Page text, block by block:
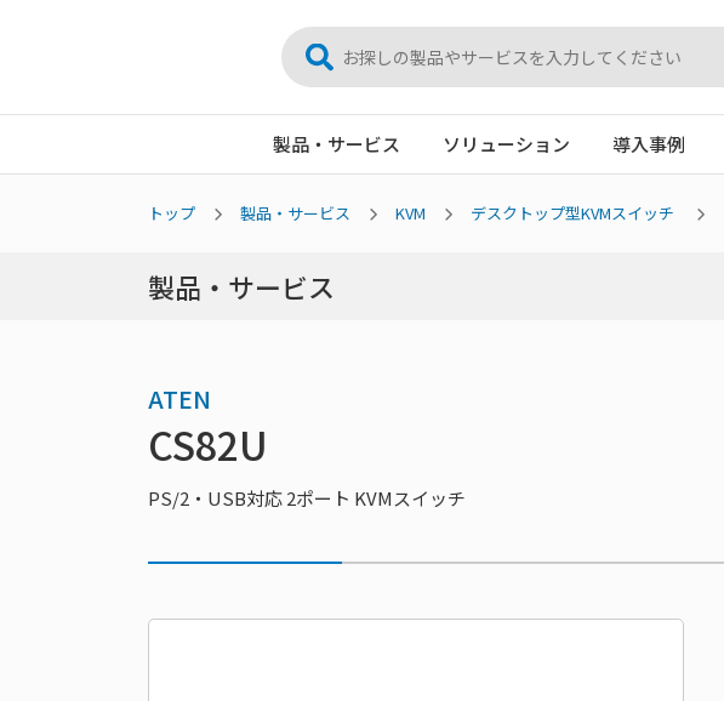
製品・サービス ソリューション 導入事例
トップ 製品・サービス KVM デスクトップ型KVMスイッチ
製品・サービス
ATEN
CS82U
PS/2・USB対応 2ポート KVMスイッチ